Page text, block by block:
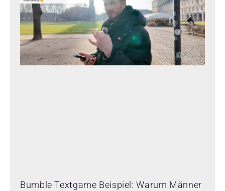
Bumble Textgame Beispiel: Warum Männer